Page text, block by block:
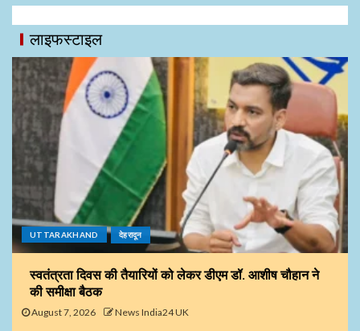
लाइफस्टाइल
UTTARAKHAND देहरादून
स्वतंत्रता दिवस की तैयारियों को लेकर डीएम डॉ. आशीष चौहान ने
की समीक्षा बैठक
August 7, 2026 News India24 UK